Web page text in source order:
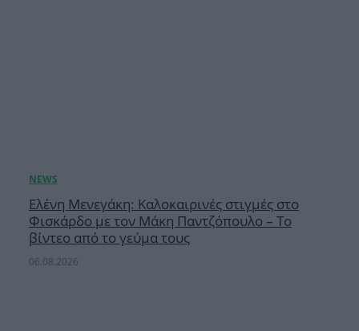
Ελένη Μενεγάκη: Καλοκαιρινές στιγμές στο
Φισκάρδο με τον Μάκη Παντζόπουλο – Το
βίντεο από το γεύμα τους
06.08.2026